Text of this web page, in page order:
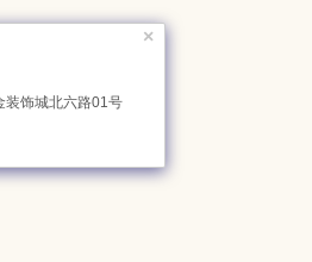
装饰城北六路01号
×